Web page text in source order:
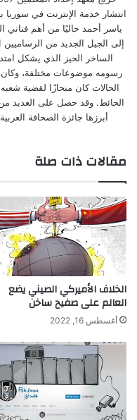
انتشار خدمة الإنترنت في سوريا
ياسر أحمد حاليًا من أهم فناني
إلى الجيل الجديد من الرساميين
الساخر الحيز الذي يشكل
رسومه موضوعات مختلفة،
الحالات كان منحازًا لقضية
الحائط. وقد حصل على العديد من
أبرزها جائزة الصحافة العربية
مقالات ذات صلة
الخلاف الأميركي الصيني يضع
العالم على صفيح ساخن
أغسطس 16, 2022